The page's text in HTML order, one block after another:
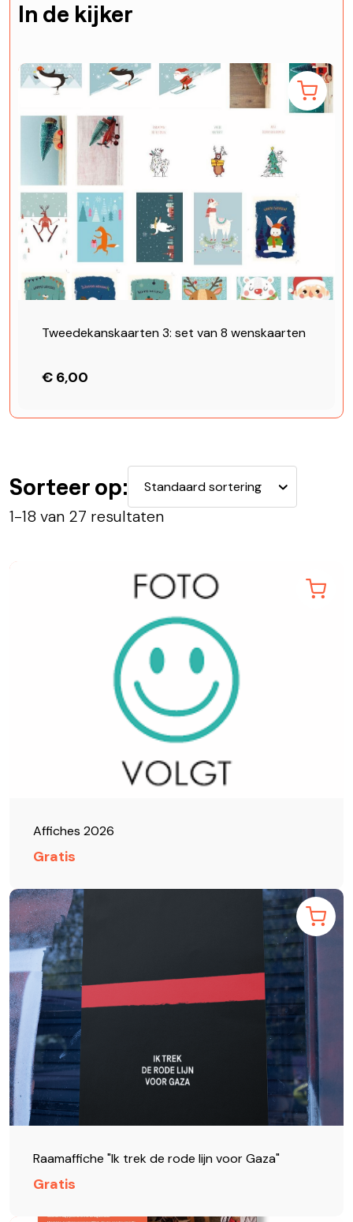
In de kijker
Tweedekanskaarten 3: set van 8 wenskaarten
€ 6,00
Sorteer op:
1-18 van 27 resultaten
Affiches 2026
Gratis
Raamaffiche "Ik trek de rode lijn voor Gaza"
Gratis